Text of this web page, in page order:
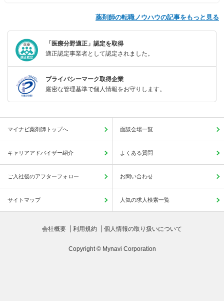
薬剤師の転職ノウハウの記事をもっと見る
「医療分野適正」認定を取得
適正認定事業者として認定されました。
プライバシーマーク取得企業
厳密な管理基準で個人情報をお守りします。
マイナビ薬剤師トップへ 面談会場一覧
キャリアアドバイザー紹介 よくある質問
ご入社後のアフターフォロー お問い合わせ
サイトマップ 人気の求人検索一覧
会社概要 利用規約 個人情報の取り扱いについて
Copyright © Mynavi Corporation